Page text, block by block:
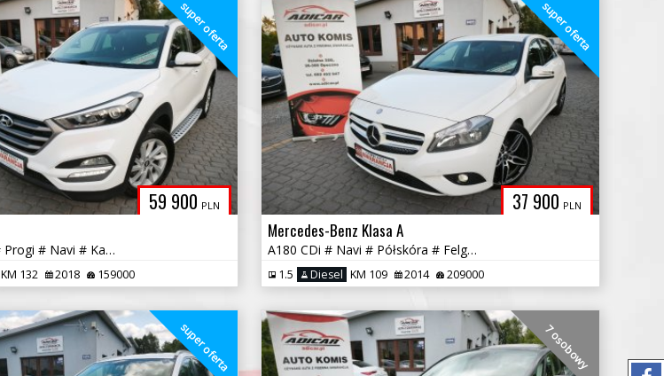
59 900 PLN
super oferta
1.6 GDi # Ledy # Progi # Navi # Kamera # PDC # Piękny! GWARANCJA !!!
KM 132 2018 159000
37 900 PLN
super oferta
Mercedes-Benz Klasa A
A180 CDi # Navi # Półskóra # Felga AMG # Piękna Sztuka! GWARANCJA !!!
1.5 Diesel KM 109 2014 209000
super oferta 7 osobowy